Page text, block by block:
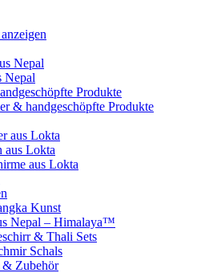
Nepal
Nepal
Produkte
& handgeschöpfte Produkte
aus Lokta
aus Lokta
aus Lokta
Kunst
Nepal – Himalaya™
& Thali Sets
Schals
& Zubehör